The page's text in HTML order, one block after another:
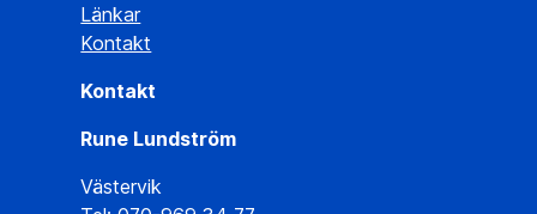
Länkar
Kontakt
Kontakt
Rune Lundström
Västervik